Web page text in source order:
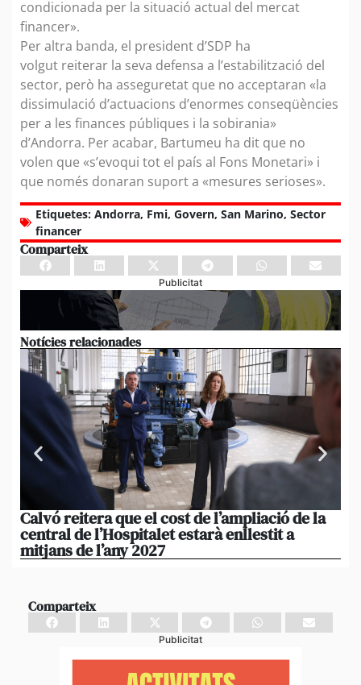
condicionada per la situació actual del mercat
financer».
Per altra banda, el president d’SDP ha
volgut reiterar la seva defensa a l’estabilització del
sector, però ha asseguretat que no acceptaran «la
dissimulació d’actuacions d’enormes conseqüències
per a les finances públiques i la sobirania»
d’Andorra. Per acabar, Bartumeu ha dit que no
volen que «s’evoqui tot el país al Fons Monetari» i
que només donaran suport a «mesures serioses».
Etiquetes: Andorra, Fmi, Govern, San Marino, Sector
financer
Comparteix
Publicitat
Notícies relacionades
Calvó reitera que el cost de l’ampliació de la
central de l’Hospitalet estarà enllestit a
mitjans de l’any 2027
Comparteix
Publicitat